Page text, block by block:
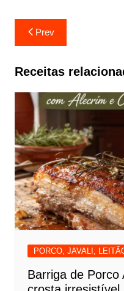
Navegação
de
artigos
Prev
Receitas
PORCO, JAVALI,
Barriga de Porco